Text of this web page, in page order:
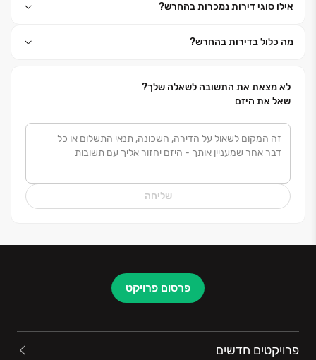
אילו סוגי דירות נמכרות בהחרש?
מה כלול בדירות בהחרש?
לא מצאת את התשובה לשאלה שלך?
שאל את היזם
שליחה
פרסום פרויקט
פרויקטים חדשים